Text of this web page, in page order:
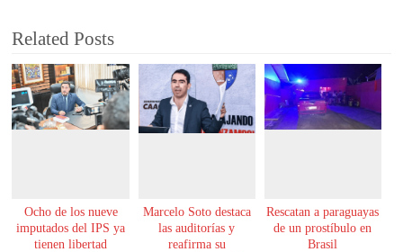
Related Posts
Ocho de los nueve
imputados del IPS ya
tienen libertad
Marcelo Soto destaca
las auditorías y
reafirma su
Rescatan a paraguayas
de un prostíbulo en
Brasil